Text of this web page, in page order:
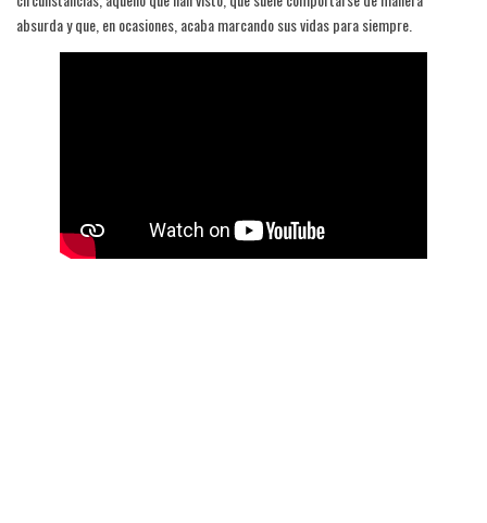
absurda y que, en ocasiones, acaba marcando sus vidas para siempre.